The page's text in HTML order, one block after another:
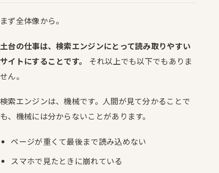
まず全体像から。
土台の仕事は、検索エンジンにとって読み取りやすい
サイトにすることです。
それ以上でも以下でもありま
せん。
検索エンジンは、機械です。人間が見て分かることで
も、機械には分からないことがあります。
ページが重くて最後まで読み込めない
スマホで見たときに崩れている